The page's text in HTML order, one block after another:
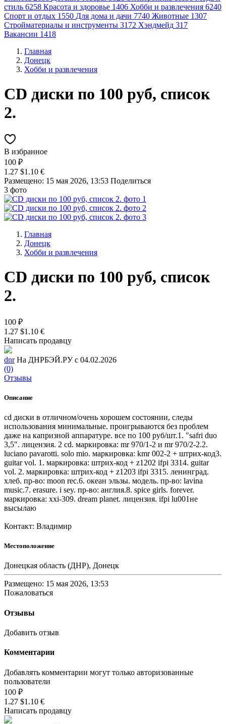
стиль 6258 Красота и здоровье 1406 Хобби и развлечения 6240
Спорт и отдых 1550 Для дома и дачи 7740 Животные 1307
Стройматериалы и инструменты 3172 Хэндмейд 317
Вакансии 1418
Главная
Донецк
Хобби и развлечения
CD диски по 100 руб, список
2.
В избранное
100 ₽
1.27 $1.10 €
Размещено: 15 мая 2026, 13:53 Поделиться
3 фото
Главная
Донецк
Хобби и развлечения
CD диски по 100 руб, список
2.
100 ₽
1.27 $1.10 €
Написать продавцу
dnr На ДНРБЭЙ.РУ с 04.02.2026
(0)
Отзывы
Описание
cd диски в отличном/очень хорошем состоянии, следы
использования минимальные. проигрываются без проблем
даже на капризной аппаратуре. все по 100 руб/шт.1. "safri duo
3,5". лицензия. 2 cd. маркировка: mr 970/1-2 и mr 970/2-2.2.
luciano pavarotti. solo mio. маркировка: kmr 002-2 + штрих-код3.
guitar vol. 1. маркировка: штрих-код + z1202 ifpi 3314. guitar
vol. 2. маркировка: штрих-код + z1203 ifpi 3315. ленинград.
хлеб. пр-во: moon rec.6. океан эльзы. модель. пр-во: lavina
music.7. erasure. i sey. пр-во: англия.8. spice girls. forever.
маркировка: xxi-309. dream planet. лицензия. ifpi lu001не
высылаю
Контакт: Владимир
Местоположение
Донецкая область (ДНР), Донецк
Размещено: 15 мая 2026, 13:53
Пожаловаться
Отзывы
Добавить отзыв
Комментарии
Добавлять комментарии могут только авторизованные
пользователи
100 ₽
1.27 $1.10 €
Написать продавцу